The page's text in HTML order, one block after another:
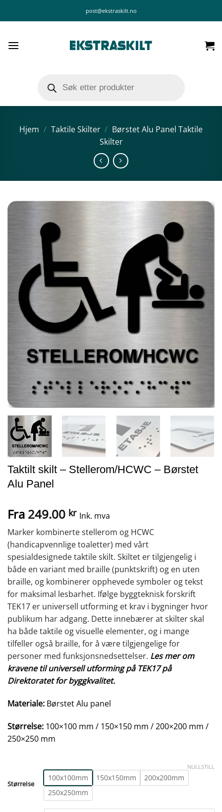
post@ekstraskilt.no
search
Hjem / Taktile Skilter / Børstet Alu Panel Taktile
Skilter
Taktilt skilt – Stellerom/HCWC – Børstet
Alu Panel
Fra 249.00 kr Ink. mva
Marker kombinerte stellerom og HCWC
(handicapvennlige toaletter) med vårt
spesialdesignede taktile skilt. Skiltet er tilgjengelig i
både en variant med braille (punktskrift) og en uten
braille, og kombinerer opphevede symboler og tekst
for maksimal lesbarhet. Ifølge byggteknisk forskrift
TEK17 er universell utforming et krav i bygninger hvor
publikum har adgang. Dette innebærer at skilter skal
ha både taktile og visuelle elementer, og i mange
tilfeller også braille, for å være tilgjengelige for
personer med funksjonsnedsettelser. Les mer om
kravene til universell utforming på TEK17 på
Direktoratet for byggkvalitet.
Materiale: Børstet Alu panel
Størrelse: 100×100 mm / 150×150 mm / 200×200 mm /
250×250 mm
StørreIse
100x100mm 150x150mm
200x200mm
250x250mm
NULLSTILL